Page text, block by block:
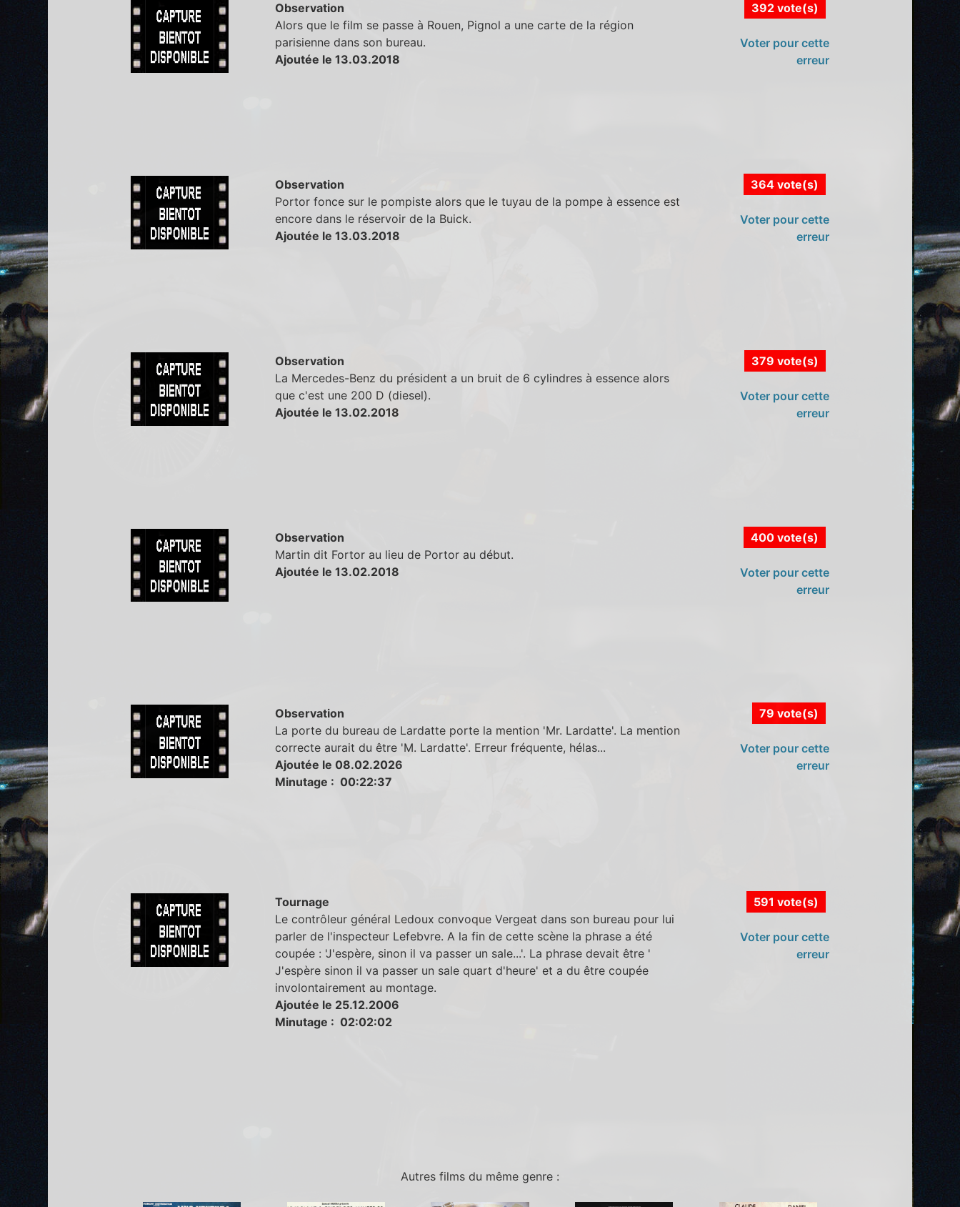
Observation
Alors que le film se passe à Rouen, Pignol a une carte de la région
parisienne dans son bureau.
Ajoutée le 13.03.2018
392 vote(s)
Voter pour cette
erreur
Observation
Portor fonce sur le pompiste alors que le tuyau de la pompe à essence est
encore dans le réservoir de la Buick.
Ajoutée le 13.03.2018
364 vote(s)
Voter pour cette
erreur
Observation
La Mercedes-Benz du président a un bruit de 6 cylindres à essence alors
que c'est une 200 D (diesel).
Ajoutée le 13.02.2018
379 vote(s)
Voter pour cette
erreur
Observation
Martin dit Fortor au lieu de Portor au début.
Ajoutée le 13.02.2018
400 vote(s)
Voter pour cette
erreur
Observation
La porte du bureau de Lardatte porte la mention 'Mr. Lardatte'. La mention
correcte aurait du être 'M. Lardatte'. Erreur fréquente, hélas...
Ajoutée le 08.02.2026
Minutage : 00:22:37
79 vote(s)
Voter pour cette
erreur
Tournage
Le contrôleur général Ledoux convoque Vergeat dans son bureau pour lui
parler de l'inspecteur Lefebvre. A la fin de cette scène la phrase a été
coupée : 'J'espère, sinon il va passer un sale...'. La phrase devait être '
J'espère sinon il va passer un sale quart d'heure' et a du être coupée
involontairement au montage.
Ajoutée le 25.12.2006
Minutage : 02:02:02
591 vote(s)
Voter pour cette
erreur
Autres films du même genre :